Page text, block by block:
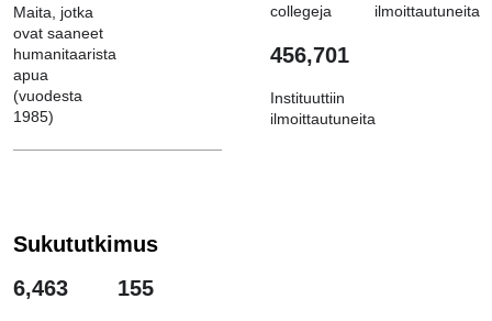
Maita, jotka
ovat saaneet
humanitaarista
apua
(vuodesta
1985)
collegeja
ilmoittautuneita
456,701
Instituuttiin
ilmoittautuneita
Sukututkimus
6,463
155